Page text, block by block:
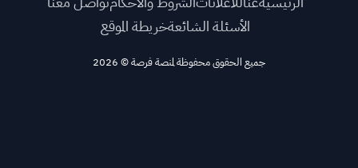
الأسئلة الشائعةخريطة الموقع
جميع الحقوق محفوظة لمنصة فرصة©
2026